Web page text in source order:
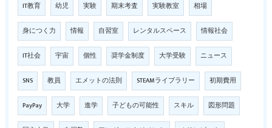
IT教育 幼児 実験 期末考査 実験教室 相場
身につく力 情報 自習室 レンタルスペース 情報社会
IT社会 宇宙 個性 奨学金制度 大学受験 ニュース
SNS 教員 エメットの法則 STEAMライブラリー 初期費用
PayPay 大学 進学 子どもの可能性 スキル 図形問題